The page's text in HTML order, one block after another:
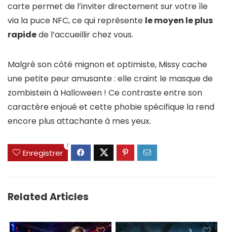
carte permet de l’inviter directement sur votre île
via la puce NFC, ce qui représente le moyen le plus
rapidede l’accueillir chez vous.
Malgré son côté mignon et optimiste, Missy cache
une petite peur amusante : elle craint le masque de
zombistein à Halloween ! Ce contraste entre son
caractère enjoué et cette phobie spécifique la rend
encore plus attachante à mes yeux.
Enregistrer
1
Related Articles